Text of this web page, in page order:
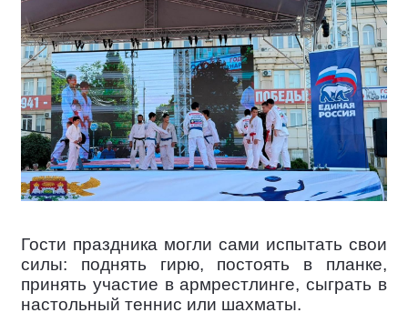
Гости праздника могли сами испытать свои
силы: поднять гирю, постоять в планке,
принять участие в армрестлинге, сыграть в
настольный теннис или шахматы.